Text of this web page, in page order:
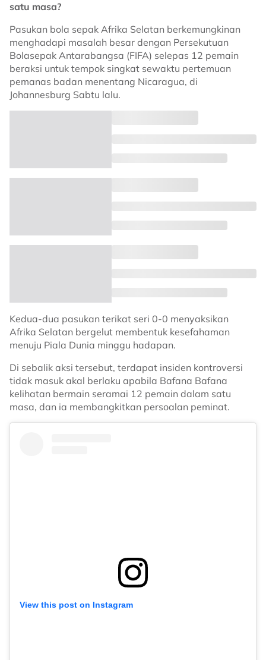
satu masa?
Pasukan bola sepak Afrika Selatan berkemungkinan
menghadapi masalah besar dengan Persekutuan
Bolasepak Antarabangsa (FIFA) selepas 12 pemain
beraksi untuk tempok singkat sewaktu pertemuan
pemanas badan menentang Nicaragua, di
Johannesburg Sabtu lalu.
Kedua-dua pasukan terikat seri 0-0 menyaksikan
Afrika Selatan bergelut membentuk kesefahaman
menuju Piala Dunia minggu hadapan.
Di sebalik aksi tersebut, terdapat insiden kontroversi
tidak masuk akal berlaku apabila Bafana Bafana
kelihatan bermain seramai 12 pemain dalam satu
masa, dan ia membangkitkan persoalan peminat.
View this post on Instagram